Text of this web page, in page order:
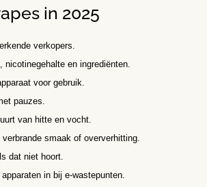
in 2025
verkopers.
nicotinegehalte en ingrediënten.
voor gebruik.
pauzes.
van hitte en vocht.
smaak of oververhitting.
dat niet hoort.
in bij e-wastepunten.